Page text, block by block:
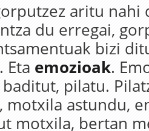
aritu nahi
du erregai,
bizi
Eta emozioak.
baditut, pilatu.
motxila astundu,
motxila, bertan